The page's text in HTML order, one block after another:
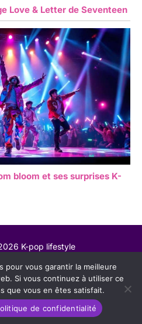
Love & Letter de Seventeen
bloom et ses surprises K-
K-pop lifestyle
légales
confidentialité
pour vous garantir la meilleure
Si vous continuez à utiliser ce
que vous en êtes satisfait.
de confidentialité